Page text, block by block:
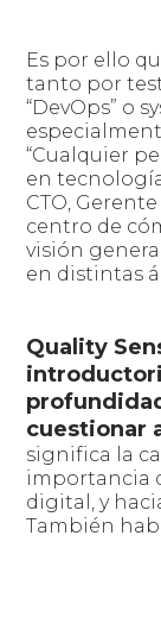
Es por ello
tanto por
“DevOps” o
“Cualquier
en
CTO,
centro de
visión
en distintas
Quality
cuestionar
significa la
importancia
digital, y
También